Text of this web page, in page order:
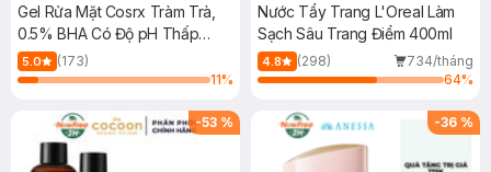
Gel Rửa Mặt Cosrx Tràm Trà,
0.5% BHA Có Độ pH Thấp
150ml
5.0
(173)
11%
Nước Tẩy Trang L'Oreal Làm
Sạch Sâu Trang Điểm 400ml
4.8 (298)
734/tháng
64%
-53 % -36 %